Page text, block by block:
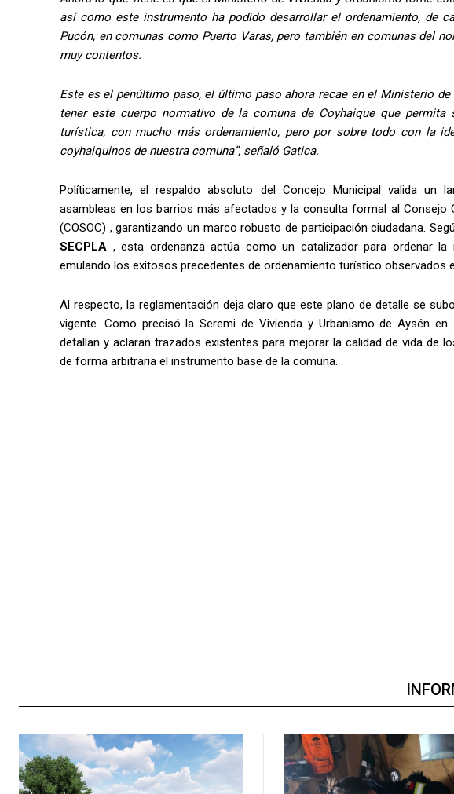
así como este instrumento ha podido desarrollar el ordenamiento, de
Pucón, en comunas como Puerto Varas, pero también en comunas del
muy contentos.
Este es el penúltimo paso, el último paso ahora recae en el Ministerio
tener este cuerpo normativo de la comuna de Coyhaique que permita
turística, con mucho más ordenamiento, pero por sobre todo con la
coyhaiquinos de nuestra comuna”, señaló Gatica.
Políticamente, el respaldo absoluto del Concejo Municipal valida un
asambleas en los barrios más afectados y la consulta formal al Consejo
(COSOC) , garantizando un marco robusto de participación ciudadana.
SECPLA , esta ordenanza actúa como un catalizador para ordenar
emulando los exitosos precedentes de ordenamiento turístico observados
Al respecto, la reglamentación deja claro que este plano de detalle se
vigente. Como precisó la Seremi de Vivienda y Urbanismo de Aysén
detallan y aclaran trazados existentes para mejorar la calidad de vida de
de forma arbitraria el instrumento base de la comuna.